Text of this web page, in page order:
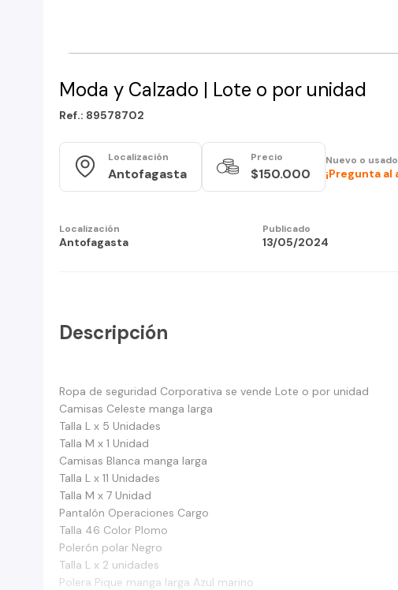
Moda y Calzado | Lote o por unidad
Ref.: 89578702
Localización
Antofagasta
Precio
$150.000
Nuevo o usado
¡Pregunta
Localización
Antofagasta
Publicado
13/05/2024
Descripción
Ropa de seguridad Corporativa se vende Lote o por unidad
Camisas Celeste manga larga
Talla L x 5 Unidades
Talla M x 1 Unidad
Camisas Blanca manga larga
Talla L x 11 Unidades
Talla M x 7 Unidad
Pantalón Operaciones Cargo
Talla 46 Color Plomo
Polerón polar Negro
Talla L x 2 unidades
Polera Pique manga larga Azul marino